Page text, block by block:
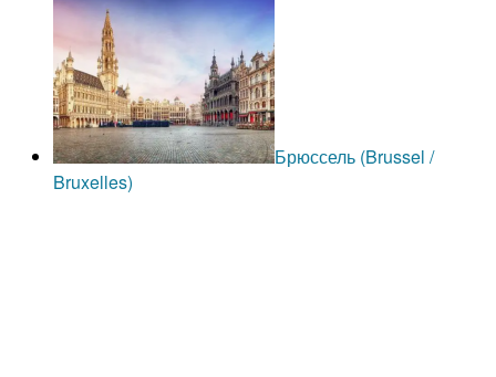
Брюссель (Brussel /
Bruxelles)